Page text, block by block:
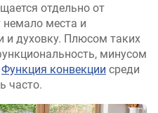
отдельно от
немало места и
и духовку. Плюсом таких
минусом
Функция конвекции среди
часто.